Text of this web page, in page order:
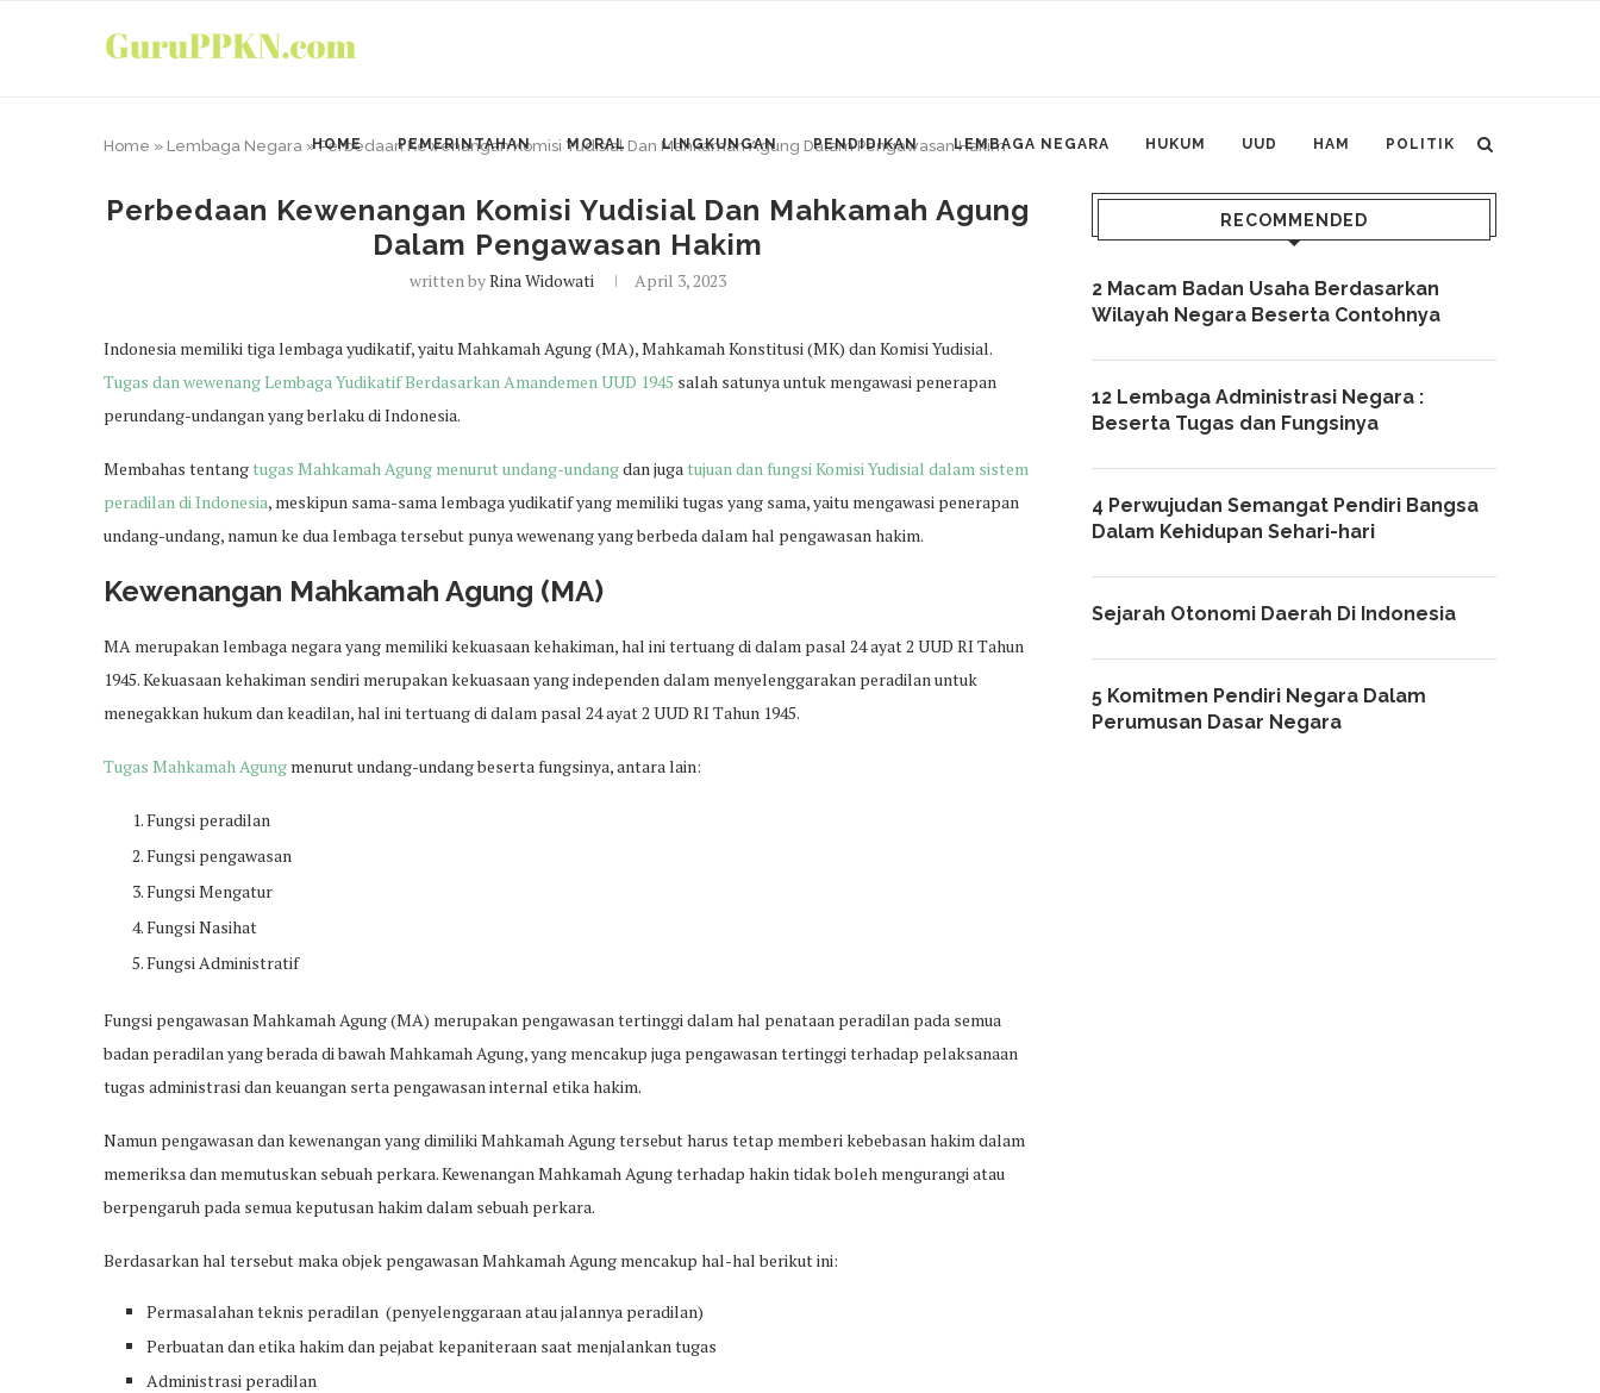
HOME PEMERINTAHAN MORAL LINGKUNGAN PENDIDIKAN LEMBAGA NEGARA HUKUM UUD HAM POLITIK
Home » Lembaga Negara »Perbedaan Kewenangan Komisi Yudisial Dan Mahkamah Agung Dalam Pengawasan Hakim
Perbedaan Kewenangan Komisi Yudisial Dan Mahkamah Agung
Dalam Pengawasan Hakim
written byRina Widowati April 3, 2023
Indonesia memiliki tiga lembaga yudikatif, yaitu Mahkamah Agung (MA), Mahkamah Konstitusi (MK) dan Komisi Yudisial.
Tugas dan wewenang Lembaga Yudikatif Berdasarkan Amandemen UUD 1945 salah satunya untuk mengawasi penerapan
perundang-undangan yang berlaku di Indonesia.
Membahas tentangtugas Mahkamah Agung menurut undang-undangdan jugatujuan dan fungsi Komisi Yudisial dalam sistem
peradilan di Indonesia, meskipun sama-sama lembaga yudikatif yang memiliki tugas yang sama, yaitu mengawasi penerapan
undang-undang, namun ke dua lembaga tersebut punya wewenang yang berbeda dalam hal pengawasan hakim.
Kewenangan Mahkamah Agung (MA)
MA merupakan lembaga negara yang memiliki kekuasaan kehakiman, hal ini tertuang di dalam pasal 24 ayat 2 UUD RI Tahun
1945. Kekuasaan kehakiman sendiri merupakan kekuasaan yang independen dalam menyelenggarakan peradilan untuk
menegakkan hukum dan keadilan, hal ini tertuang di dalam pasal 24 ayat 2 UUD RI Tahun 1945.
Tugas Mahkamah Agung menurut undang-undang beserta fungsinya, antara lain:
Fungsi peradilan
Fungsi pengawasan
Fungsi Mengatur
Fungsi Nasihat
Fungsi Administratif
Fungsi pengawasan Mahkamah Agung (MA) merupakan pengawasan tertinggi dalam hal penataan peradilan pada semua
badan peradilan yang berada di bawah Mahkamah Agung, yang mencakup juga pengawasan tertinggi terhadap pelaksanaan
tugas administrasi dan keuangan serta pengawasan internal etika hakim.
Namun pengawasan dan kewenangan yang dimiliki Mahkamah Agung tersebut harus tetap memberi kebebasan hakim dalam
memeriksa dan memutuskan sebuah perkara. Kewenangan Mahkamah Agung terhadap hakin tidak boleh mengurangi atau
berpengaruh pada semua keputusan hakim dalam sebuah perkara.
Berdasarkan hal tersebut maka objek pengawasan Mahkamah Agung mencakup hal-hal berikut ini:
Permasalahan teknis peradilan (penyelenggaraan atau jalannya peradilan)
Perbuatan dan etika hakim dan pejabat kepaniteraan saat menjalankan tugas
Administrasi peradilan
RECOMMENDED
2 Macam Badan Usaha Berdasarkan
Wilayah Negara Beserta Contohnya
12 Lembaga Administrasi Negara :
Beserta Tugas dan Fungsinya
4 Perwujudan Semangat Pendiri Bangsa
Dalam Kehidupan Sehari-hari
Sejarah Otonomi Daerah Di Indonesia
5 Komitmen Pendiri Negara Dalam
Perumusan Dasar Negara